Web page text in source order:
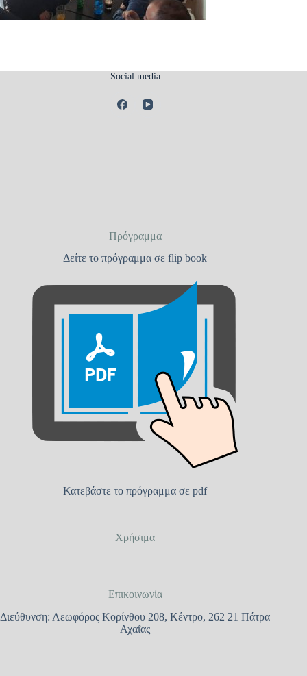
Social media
Πρόγραμμα
Δείτε το πρόγραμμα σε flip book
Κατεβάστε το πρόγραμμα σε pdf
Χρήσιμα
Επικοινωνία
Διεύθυνση: Λεωφόρος Κορίνθου 208, Κέντρο, 262 21 Πάτρα
Αχαΐας